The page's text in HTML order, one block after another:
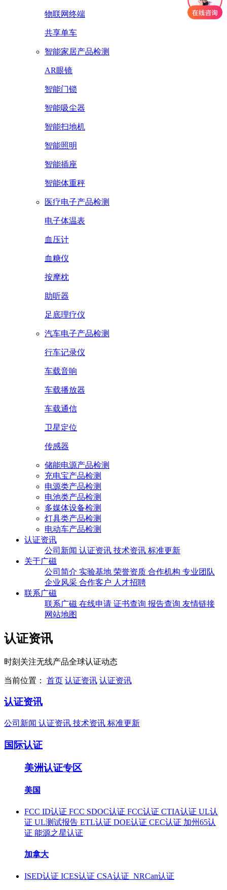
物联网终端
共享单车
智能家居产品检测
AR眼镜
智能门锁
智能吸尘器
智能扫地机
智能照明
智能插座
智能体重秤
医疗电子产品检测
电子体温表
血压计
血糖仪
按摩枕
助听器
足底理疗仪
汽车电子产品检测
行车记录仪
车载音响
车载播放器
车载通信
卫星定位
传感器
储能电源产品检测
充电宝产品检测
电源类产品检测
电池类产品检测
多媒体设备检测
灯具类产品检测
电动车产品检测
认证资讯
公司新闻 认证资讯 技术资讯 标准更新
关于广磁
公司简介 实验基地 荣誉资质 合作机构 专业团队
企业风采 合作客户 人才招聘
联系广磁
联系广磁 在线申请 证书查询 报告查询 友情链接
网站地图
认证资讯
时刻关注无线产品全球认证动态
当前位置： 首页 认证资讯 认证资讯
认证资讯
公司新闻 认证资讯 技术资讯 标准更新
国际认证
美洲认证专区
美国
FCC ID认证 FCC SDOC认证 FCC认证 CTIA认证 UL认
证 UL测试报告 ETL认证 DOE认证 CEC认证 加州65认
证 能源之星认证
加拿大
ISED认证 ICES认证 CSA认证 NRCan认证